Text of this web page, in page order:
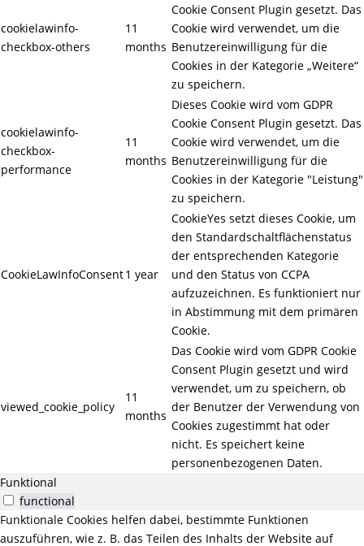
cookielawinfo-
checkbox-others
11
months
Cookie Consent Plugin gesetzt. Das
Cookie wird verwendet, um die
Benutzereinwilligung für die
Cookies in der Kategorie „Weitere“
zu speichern.
cookielawinfo-
checkbox-
performance
11
months
Dieses Cookie wird vom GDPR
Cookie Consent Plugin gesetzt. Das
Cookie wird verwendet, um die
Benutzereinwilligung für die
Cookies in der Kategorie "Leistung"
zu speichern.
CookieLawInfoConsent1 year
CookieYes setzt dieses Cookie, um
den Standardschaltflächenstatus
der entsprechenden Kategorie
und den Status von CCPA
aufzuzeichnen. Es funktioniert nur
in Abstimmung mit dem primären
Cookie.
viewed_cookie_policy
11
months
Das Cookie wird vom GDPR Cookie
Consent Plugin gesetzt und wird
verwendet, um zu speichern, ob
der Benutzer der Verwendung von
Cookies zugestimmt hat oder
nicht. Es speichert keine
personenbezogenen Daten.
Funktional
functional
Funktionale Cookies helfen dabei, bestimmte Funktionen
auszuführen, wie z. B. das Teilen des Inhalts der Website auf